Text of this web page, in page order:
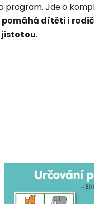
program. Jde o
pomáhá dítěti i
jistotou.